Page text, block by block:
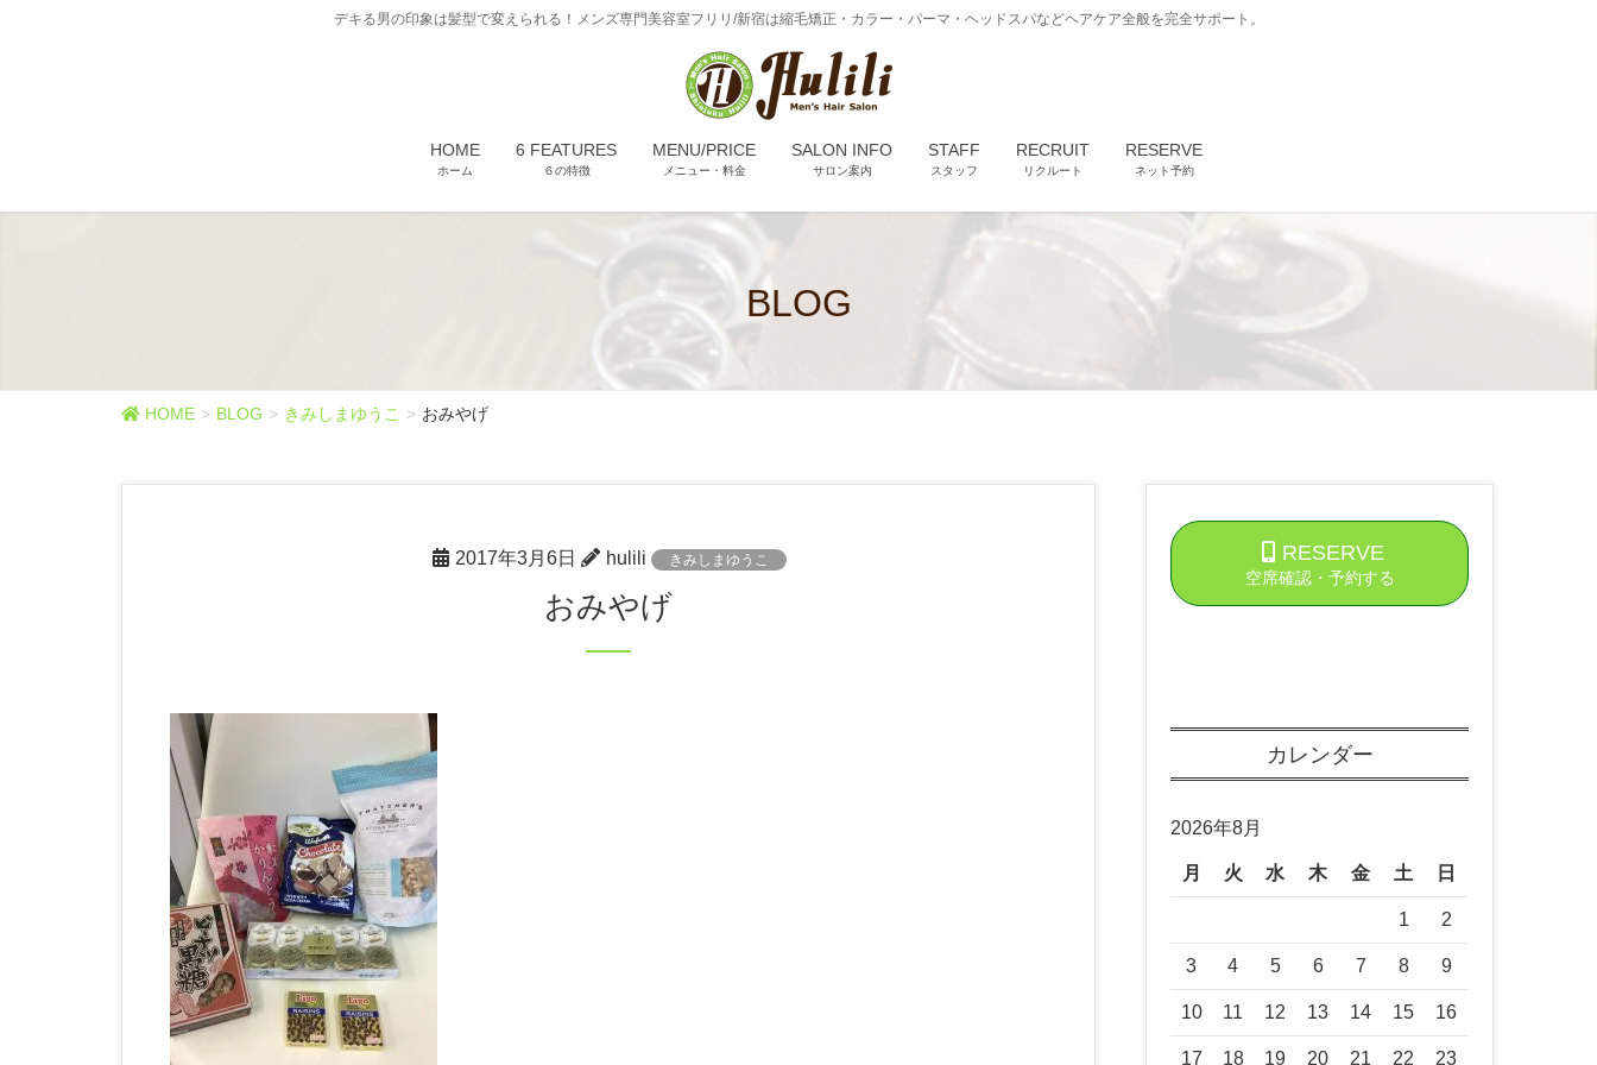
デキる男の印象は髪型で変えられる！メンズ専門美容室フリリ/新宿は縮毛矯正・カラー・パーマ・ヘッドスパなどヘアケア全般を完全サポート。
HOME
ホーム
6 FEATURES
６の特徴
MENU/PRICE
メニュー・料金
SALON INFO
サロン案内
STAFF
スタッフ
RECRUIT
リクルート
RESERVE
ネット予約
BLOG
HOME BLOG きみしまゆうこ おみやげ
2017年3月6日 hulili きみしまゆうこ
おみやげ
RESERVE
空席確認・予約する
カレンダー
2026年8月
月 火 水 木 金 土 日
1 2
3 4 5 6 7 8 9
10 11 12 13 14 15 16
17 18 19 20 21 22 23